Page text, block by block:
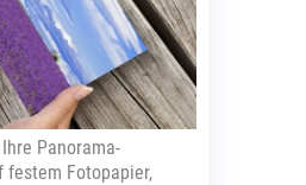
Panorama-
festem Fotopapier,